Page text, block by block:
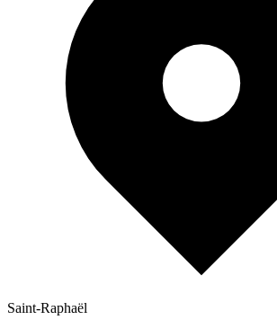
Saint-Raphaël